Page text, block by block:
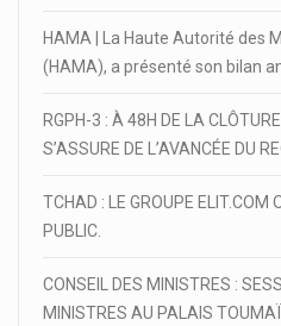
HAMA | La Haute Autorité des
(HAMA), a présenté son bilan
RGPH-3 : À 48H DE LA
S’ASSURE DE L’AVANCÉE DU
TCHAD : LE GROUPE ELIT.COM
PUBLIC.
CONSEIL DES MINISTRES :
MINISTRES AU PALAIS TOUMAÏ.